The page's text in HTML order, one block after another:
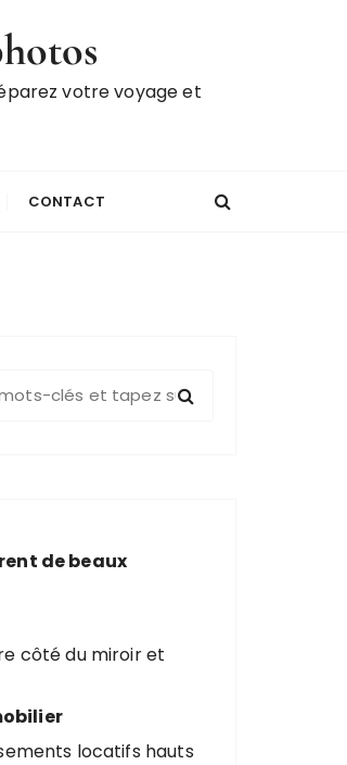
votre voyage et
CONTACT
de beaux
côté du miroir et
locatifs hauts